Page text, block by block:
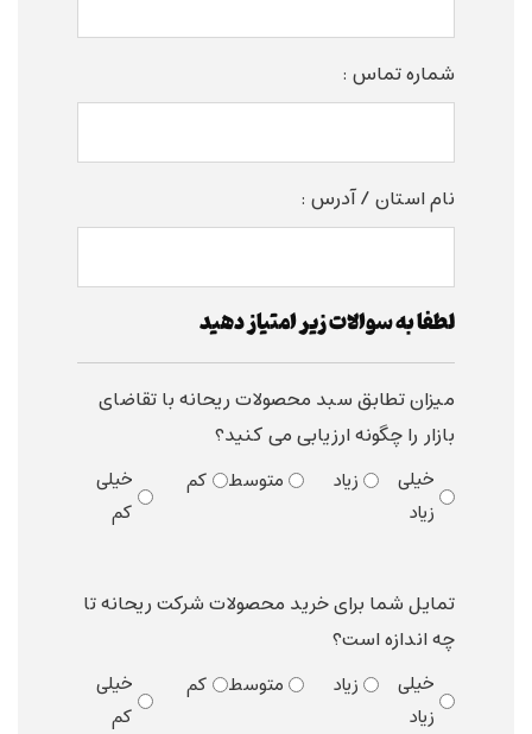
شماره تماس :
نام استان / آدرس :
لطفا به سوالات زیر امتیاز دهید
میزان تطابق سبد محصولات ریحانه با تقاضای
بازار را چگونه ارزیابی می کنید؟
خیلی
زیاد
زیاد متوسط کم
خیلی
کم
تمایل شما برای خرید محصولات شرکت ریحانه تا
چه اندازه است؟
خیلی
زیاد
زیاد متوسط کم
خیلی
کم